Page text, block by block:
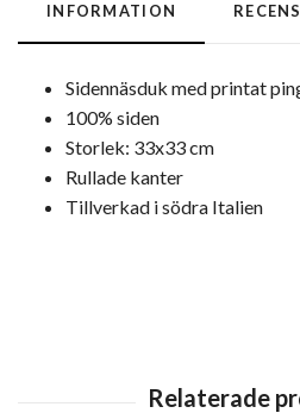
INFORMATION
Sidennäsduk med printat
100% siden
Storlek: 33x33 cm
Rullade kanter
Tillverkad i södra Italien